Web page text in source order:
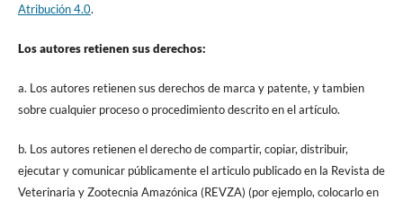
Atribución 4.0.
Los autores retienen sus derechos:
a. Los autores retienen sus derechos de marca y patente, y tambien
sobre cualquier proceso o procedimiento descrito en el artículo.
b. Los autores retienen el derecho de compartir, copiar, distribuir,
ejecutar y comunicar públicamente el articulo publicado en la Revista de
Veterinaria y Zootecnia Amazónica (REVZA) (por ejemplo, colocarlo en